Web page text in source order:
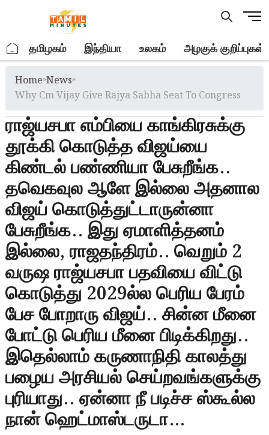
M
u
o
. தமிழகம் இந்தியா உலகம் அழகுக் குறிப்புகள்
Home»News»
Why Cm Vijay Give Rajya Sabha Seat To Congress
ராஜ்யசபா எம்பியை காங்கிரசுக்கு
தூக்கி கொடுத்த விஜய்யை
கிண்டல் பண்ணியா பேசுறீங்க..
தவெகவுல ஆளே இல்லை அதனால
விஜய் கொடுத்துட்டாருன்னா
பேசுறீங்க.. இது ஏமாளித்தனம்
இல்லை, ராஜதந்திரம்.. வெறும் 2
வருஷ ராஜ்யசபா பதவியை விட்டு
கொடுத்து 2029ல்ல பெரிய பேரம்
பேச போறாரு விஜய்.. சின்ன மீனை
போட்டு பெரிய மீனை பிடிக்கிறது..
இதெல்லாம் கருணாநிதி காலத்து
பழைய அரசியல் செய்றவங்களுக்கு
புரியாது.. ஏன்னா நீ படிச்ச ஸ்கூல்ல
நான் ஹெட்மாஸ்டருடா…